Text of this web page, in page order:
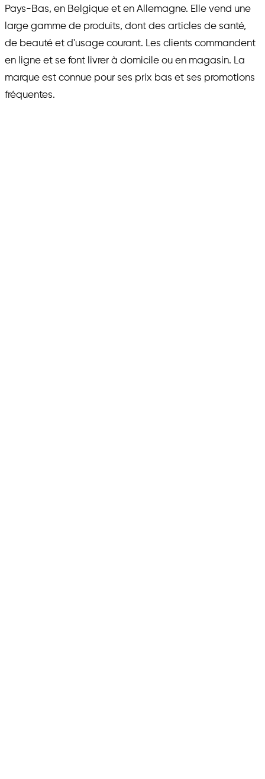
Pays-Bas, en Belgique et en Allemagne. Elle vend une
large gamme de produits, dont des articles de santé,
de beauté et d'usage courant. Les clients commandent
en ligne et se font livrer à domicile ou en magasin. La
marque est connue pour ses prix bas et ses promotions
fréquentes.